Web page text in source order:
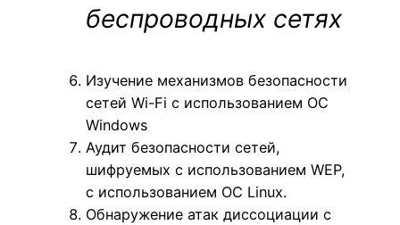
беспроводных сетях
Изучение механизмов безопасности
сетей Wi-Fi с использованием ОС
Windows
Аудит безопасности сетей,
шифруемых с использованием WEP,
с использованием ОС Linux.
Обнаружение атак диссоциации с